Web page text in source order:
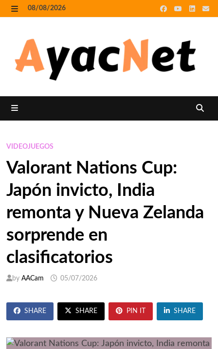
Skip
to
08/08/2026
VIDEOJUEGOS
Valorant Nations Cup:
Japón invicto, India
remonta y Nueva Zelanda
sorprende en
clasificatorios
by AACam 05/07/2026
SHARE SHARE PIN IT SHARE